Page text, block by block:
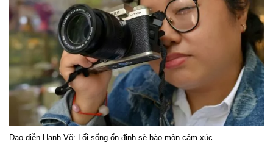
Đạo diễn Hạnh Võ: Lối sống ổn định sẽ bào mòn cảm xúc